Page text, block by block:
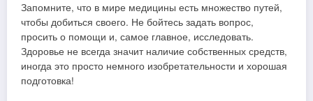
Запомните, что в мире медицины есть множество путей,
чтобы добиться своего. Не бойтесь задать вопрос,
просить о помощи и, самое главное, исследовать.
Здоровье не всегда значит наличие собственных средств,
иногда это просто немного изобретательности и хорошая
подготовка!